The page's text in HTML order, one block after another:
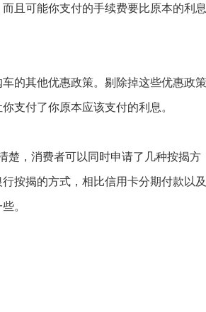
且可能你支付的手续费要比原本的利息
的其他优惠政策。剔除掉这些优惠政策
支付了你原本应该支付的利息。
楚，消费者可以同时申请了几种按揭方
按揭的方式，相比信用卡分期付款以及
。